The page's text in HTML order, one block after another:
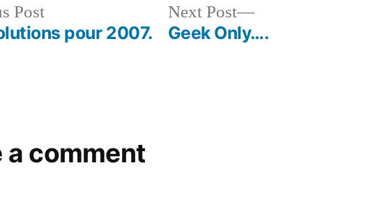
PostPrevious
post:pour 2007.
Next Post
Next
post:
Geek Only….
a comment